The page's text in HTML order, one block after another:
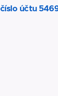
číslo účtu